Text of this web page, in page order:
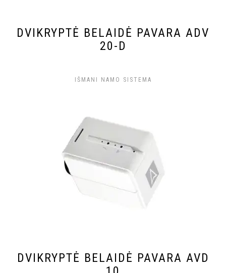
DVIKRYPTĖ BELAIDĖ PAVARA ADV
20-D
IŠMANI NAMO SISTEMA
DVIKRYPTĖ BELAIDĖ PAVARA AVD